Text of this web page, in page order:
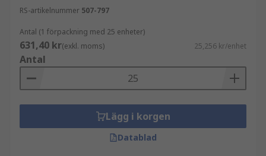
RS-artikelnummer 507-797
Antal (1 förpackning med 25 enheter)
631,40 kr(exkl. moms) 25,256 kr/enhet
Antal
Lägg i korgen
Datablad